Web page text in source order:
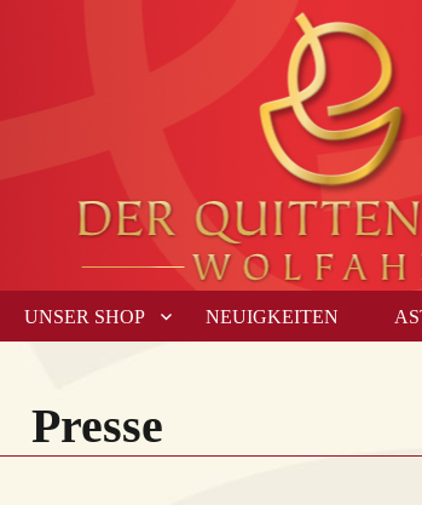
UNSER SHOP NEUIGKEITEN
Presse